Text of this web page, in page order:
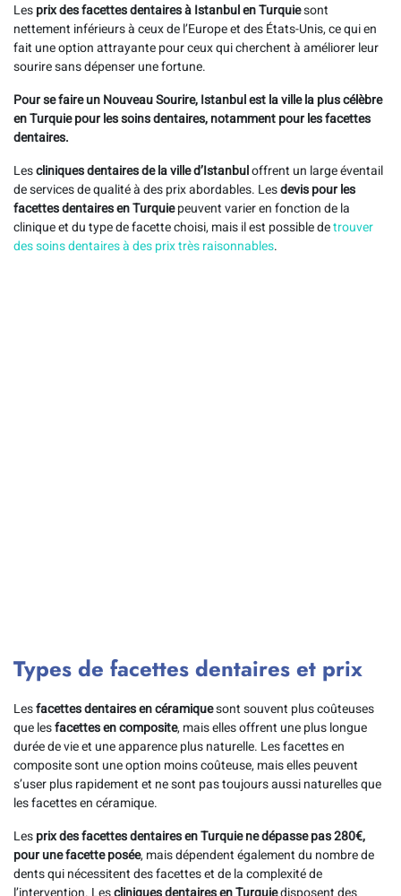
Lesprix des facettes dentaires à Istanbul en Turquiesont
nettement inférieurs à ceux de l’Europe et des États-Unis, ce qui en
fait une option attrayante pour ceux qui cherchent à améliorer leur
sourire sans dépenser une fortune.
Pour se faire un Nouveau Sourire, Istanbul est la ville la plus célèbre
en Turquie pour les soins dentaires, notamment pour les facettes
dentaires.
Lescliniques dentaires de la ville d’Istanbuloffrent un large éventail
de services de qualité à des prix abordables. Lesdevis pour les
facettes dentaires en Turquiepeuvent varier en fonction de la
clinique et du type de facette choisi, mais il est possible detrouver
des soins dentaires à des prix très raisonnables.
Types de facettes dentaires et prix
Lesfacettes dentaires en céramiquesont souvent plus coûteuses
que lesfacettes en composite, mais elles offrent une plus longue
durée de vie et une apparence plus naturelle. Les facettes en
composite sont une option moins coûteuse, mais elles peuvent
s’user plus rapidement et ne sont pas toujours aussi naturelles que
les facettes en céramique.
Lesprix des facettes dentaires en Turquie ne dépasse pas 280€,
pour une facette posée, mais dépendent également du nombre de
dents qui nécessitent des facettes et de la complexité de